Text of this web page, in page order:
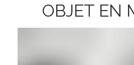
OBJET EN